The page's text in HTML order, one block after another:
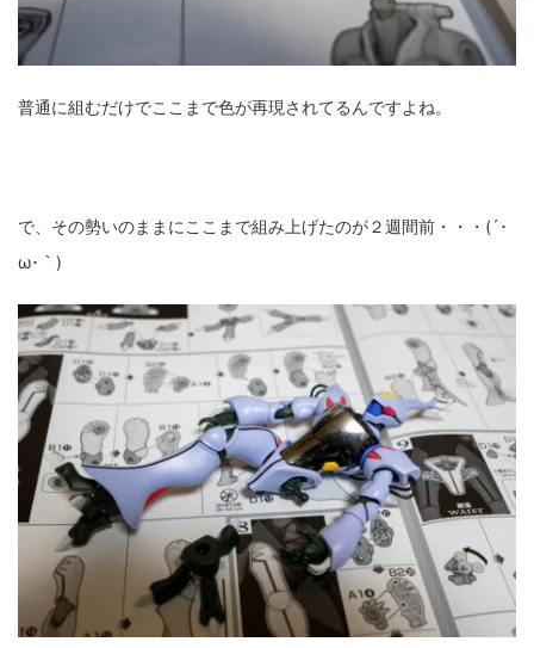
普通に組むだけでここまで色が再現されてるんですよね。
で、その勢いのままにここまで組み上げたのが２週間前・・・(´･
ω･｀)